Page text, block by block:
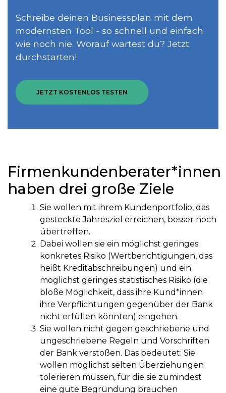
Schreibe deinen Businessplan mit dem
modernsten Tool - so schnell und einfach
wie noch nie. Worauf wartest du? Jetzt
durchstarten!
JETZT KOSTENLOS TESTEN
Firmenkundenberater*innen
haben drei große Ziele
Sie wollen mit ihrem Kundenportfolio, das
gesteckte Jahresziel erreichen, besser noch
übertreffen.
Dabei wollen sie ein möglichst geringes
konkretes Risiko (Wertberichtigungen, das
heißt Kreditabschreibungen) und ein
möglichst geringes statistisches Risiko (die
bloße Möglichkeit, dass ihre Kund*innen
ihre Verpflichtungen gegenüber der Bank
nicht erfüllen könnten) eingehen.
Sie wollen nicht gegen geschriebene und
ungeschriebene Regeln und Vorschriften
der Bank verstoßen. Das bedeutet: Sie
wollen möglichst selten Überziehungen
tolerieren müssen, für die sie zumindest
eine gute Begründung brauchen